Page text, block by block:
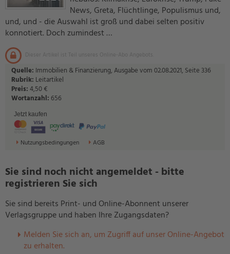
News, Greta, Flüchtlinge, Populismus und,
und, und - die Auswahl ist groß und dabei selten positiv
konnotiert. Doch zumindest …
Dieser Artikel ist Teil unseres Online-Abo Angebots.
Quelle: Immobilien & Finanzierung, Ausgabe vom 02.08.2021, Seite 336
Rubrik: Leitartikel
Preis:4,50 €
Wortanzahl: 656
Jetzt kaufen
Nutzungsbedingungen AGB
Sie sind noch nicht angemeldet - bitte
registrieren Sie sich
Sie sind bereits Print- und Online-Abonnent unserer
Verlagsgruppe und haben Ihre Zugangsdaten?
Melden Sie sich an, um Zugriff auf unser Online-Angebot
zu erhalten.